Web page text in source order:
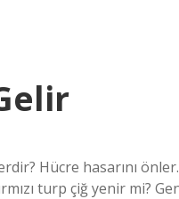
Hücre hasarını
turp çiğ yenir mi?